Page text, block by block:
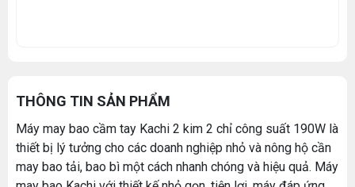
THÔNG TIN SẢN PHẨM
Máy may bao cầm tay Kachi 2 kim 2 chỉ công suất 190W là
thiết bị lý tưởng cho các doanh nghiệp nhỏ và nông hộ cần
may bao tải, bao bì một cách nhanh chóng và hiệu quả. Máy